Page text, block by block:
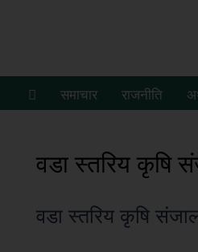
समाचार राजनीति
वडा स्तरिय कृषि
वडा स्तरिय कृषि